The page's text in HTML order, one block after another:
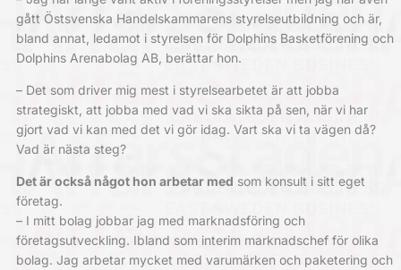
gått Östsvenska Handelskammarens styrelseutbildning och är,
bland annat, ledamot i styrelsen för Dolphins Basketförening och
Dolphins Arenabolag AB, berättar hon.
– Det som driver mig mest i styrelsearbetet är att jobba
strategiskt, att jobba med vad vi ska sikta på sen, när vi har
gjort vad vi kan med det vi gör idag. Vart ska vi ta vägen då?
Vad är nästa steg?
Det är också något hon arbetar med som konsult i sitt eget
företag.
– I mitt bolag jobbar jag med marknadsföring och
företagsutveckling. Ibland som interim marknadschef för olika
bolag. Jag arbetar mycket med varumärken och paketering och